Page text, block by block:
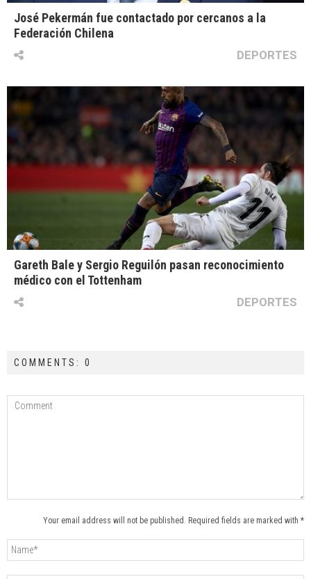
José Pekermán fue contactado por cercanos a la
Federación Chilena
DEPORTES
Gareth Bale y Sergio Reguilón pasan reconocimiento
médico con el Tottenham
DEPORTES
COMMENTS: 0
Your email address will not be published. Required fields are marked with *